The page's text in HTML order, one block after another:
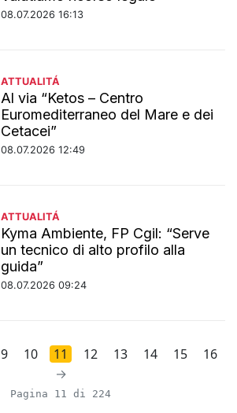
08.07.2026 16:13
ATTUALITÁ
Al via “Ketos – Centro
Euromediterraneo del Mare e dei
Cetacei”
08.07.2026 12:49
ATTUALITÁ
Kyma Ambiente, FP Cgil: “Serve
un tecnico di alto profilo alla
guida”
08.07.2026 09:24
9 10 11 12 13 14 15
16
→
Pagina 11 di 224